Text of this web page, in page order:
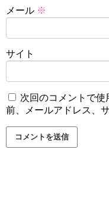
メール ※
サイト
次回のコメントで使
前、メールアドレス、